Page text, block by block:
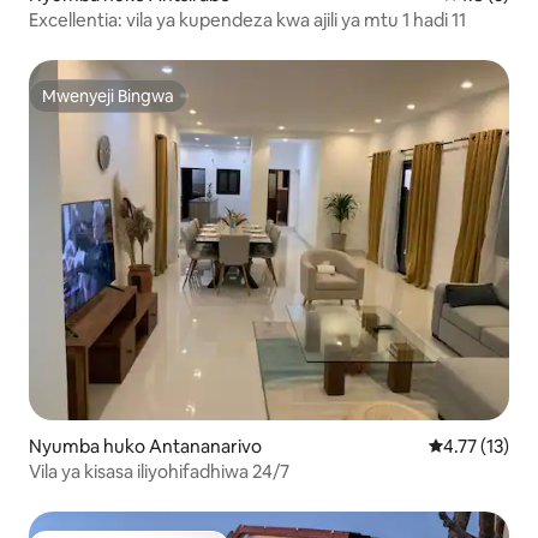
Excellentia: vila ya kupendeza kwa ajili ya mtu 1 hadi 11
Mwenyeji Bingwa
Mwenyeji Bingwa
Nyumba huko Antananarivo Ukadiriaji wa
4.77 (13)
Vila ya kisasa iliyohifadhiwa 24/7